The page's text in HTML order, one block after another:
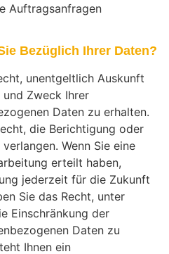
Auftragsanfragen
Bezüglich Ihrer Daten?
unentgeltlich Auskunft
Zweck Ihrer
Daten zu erhalten.
die Berichtigung oder
Wenn Sie eine
erteilt haben,
jederzeit für die Zukunft
Sie das Recht, unter
Einschränkung der
Daten zu
Ihnen ein